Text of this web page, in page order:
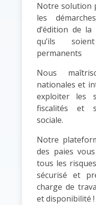
Notre solution
les
d’édition de
qu’ils
permanents
Nous
nationales et
exploiter les
fiscalités et
sociale.
Notre
des paies
tous les
sécurisé et
charge de
et disponibilité !